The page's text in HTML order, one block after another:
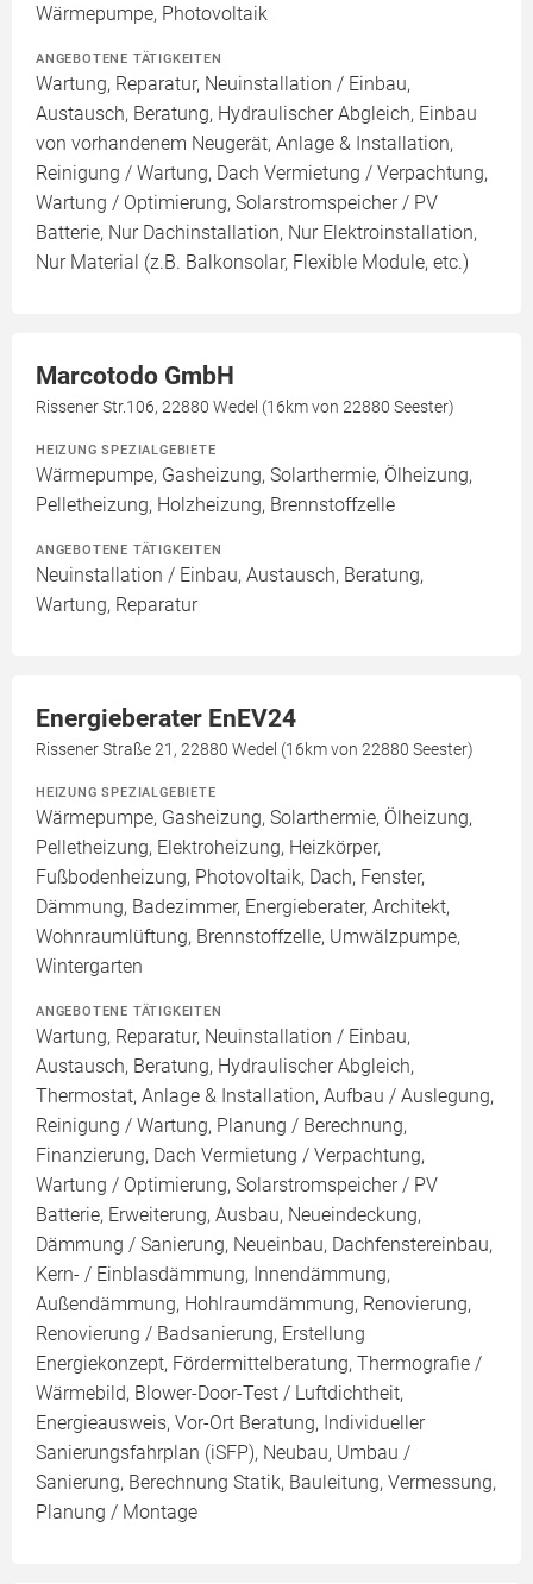
Wärmepumpe, Photovoltaik
ANGEBOTENE TÄTIGKEITEN
Wartung, Reparatur, Neuinstallation / Einbau,
Austausch, Beratung, Hydraulischer Abgleich, Einbau
von vorhandenem Neugerät, Anlage & Installation,
Reinigung / Wartung, Dach Vermietung / Verpachtung,
Wartung / Optimierung, Solarstromspeicher / PV
Batterie, Nur Dachinstallation, Nur Elektroinstallation,
Nur Material (z.B. Balkonsolar, Flexible Module, etc.)
Marcotodo GmbH
Rissener Str.106, 22880 Wedel (16km von 22880 Seester)
HEIZUNG SPEZIALGEBIETE
Wärmepumpe, Gasheizung, Solarthermie, Ölheizung,
Pelletheizung, Holzheizung, Brennstoffzelle
ANGEBOTENE TÄTIGKEITEN
Neuinstallation / Einbau, Austausch, Beratung,
Wartung, Reparatur
Energieberater EnEV24
Rissener Straße 21, 22880 Wedel (16km von 22880 Seester)
HEIZUNG SPEZIALGEBIETE
Wärmepumpe, Gasheizung, Solarthermie, Ölheizung,
Pelletheizung, Elektroheizung, Heizkörper,
Fußbodenheizung, Photovoltaik, Dach, Fenster,
Dämmung, Badezimmer, Energieberater, Architekt,
Wohnraumlüftung, Brennstoffzelle, Umwälzpumpe,
Wintergarten
ANGEBOTENE TÄTIGKEITEN
Wartung, Reparatur, Neuinstallation / Einbau,
Austausch, Beratung, Hydraulischer Abgleich,
Thermostat, Anlage & Installation, Aufbau / Auslegung,
Reinigung / Wartung, Planung / Berechnung,
Finanzierung, Dach Vermietung / Verpachtung,
Wartung / Optimierung, Solarstromspeicher / PV
Batterie, Erweiterung, Ausbau, Neueindeckung,
Dämmung / Sanierung, Neueinbau, Dachfenstereinbau,
Kern- / Einblasdämmung, Innendämmung,
Außendämmung, Hohlraumdämmung, Renovierung,
Renovierung / Badsanierung, Erstellung
Energiekonzept, Fördermittelberatung, Thermografie /
Wärmebild, Blower-Door-Test / Luftdichtheit,
Energieausweis, Vor-Ort Beratung, Individueller
Sanierungsfahrplan (iSFP), Neubau, Umbau /
Sanierung, Berechnung Statik, Bauleitung, Vermessung,
Planung / Montage